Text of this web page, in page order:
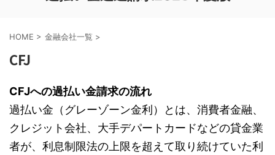
HOME > 金融会社一覧 >
CFJ
CFJへの過払い金請求の流れ
過払い金（グレーゾーン金利）とは、消費者金融、
クレジット会社、大手デパートカードなどの貸金業
者が、利息制限法の上限を超えて取り続けていた利